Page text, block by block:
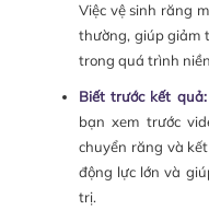
Việc vệ sinh răng
thường, giúp giảm
trong quá trình
Biết trước kết quả:
bạn xem trước
chuyển răng và
động lực lớn và
trị.